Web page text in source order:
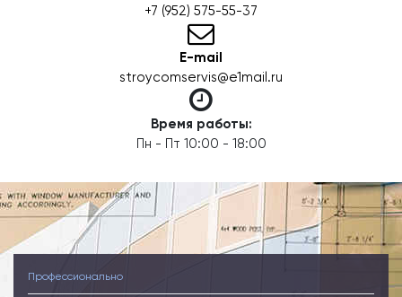
+7 (952) 575-55-37
E-mail
stroycomservis@e1mail.ru
Время работы:
Пн - Пт 10:00 - 18:00
Профессионально